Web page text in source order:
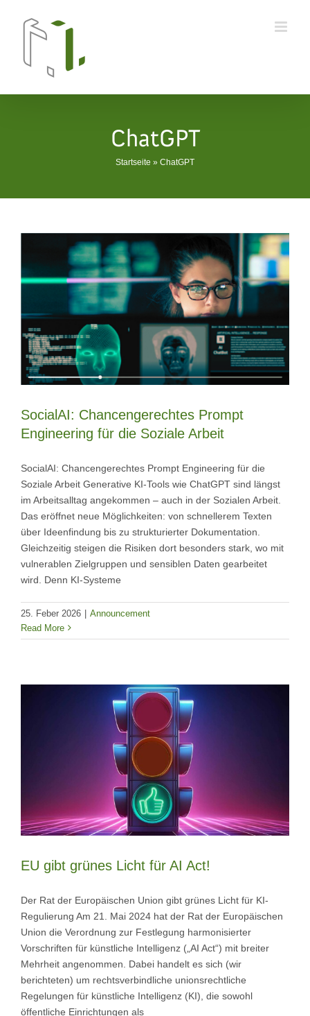
ChatGPT
Startseite » ChatGPT
SocialAI: Chancengerechtes Prompt
Engineering für die Soziale Arbeit
SocialAI: Chancengerechtes Prompt Engineering für die
Soziale Arbeit Generative KI-Tools wie ChatGPT sind längst
im Arbeitsalltag angekommen – auch in der Sozialen Arbeit.
Das eröffnet neue Möglichkeiten: von schnellerem Texten
über Ideenfindung bis zu strukturierter Dokumentation.
Gleichzeitig steigen die Risiken dort besonders stark, wo mit
vulnerablen Zielgruppen und sensiblen Daten gearbeitet
wird. Denn KI-Systeme
25. Feber 2026 | Announcement
Read More
EU gibt grünes Licht für AI Act!
Der Rat der Europäischen Union gibt grünes Licht für KI-
Regulierung Am 21. Mai 2024 hat der Rat der Europäischen
Union die Verordnung zur Festlegung harmonisierter
Vorschriften für künstliche Intelligenz („AI Act“) mit breiter
Mehrheit angenommen. Dabei handelt es sich (wir
berichteten) um rechtsverbindliche unionsrechtliche
Regelungen für künstliche Intelligenz (KI), die sowohl
öffentliche Einrichtungen als